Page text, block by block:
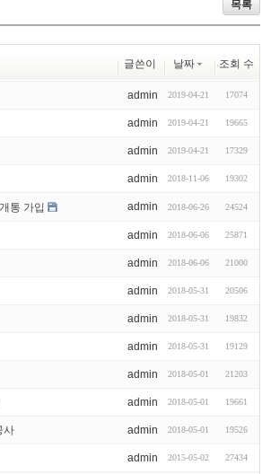
목록
글쓴이 날짜 조회 수
admin 2019-04-21 17074
admin 2019-04-21 19665
admin 2019-04-21 17329
admin 2018-11-06 19302
통 가입 admin 2018-06-26 24524
admin 2018-06-06 25871
admin 2018-06-06 21000
admin 2018-05-31 20506
admin 2018-05-31 19832
admin 2018-05-31 19129
admin 2018-05-01 21203
admin 2018-05-01 19661
사 admin 2018-05-01 19526
admin 2015-05-02 27434